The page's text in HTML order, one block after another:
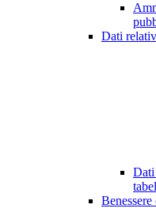
Dati
Dati